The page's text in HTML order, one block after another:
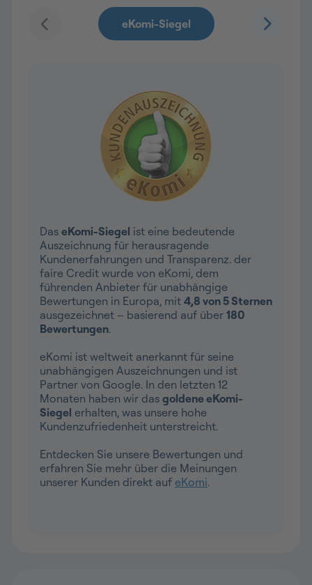
Das eKomi-Siegel ist eine bedeutende
Auszeichnung für herausragende
Kundenerfahrungen und Transparenz. der
faire Credit wurde von eKomi, dem
führenden Anbieter für unabhängige
Bewertungen in Europa, mit 4,8 von 5 Sternen
ausgezeichnet – basierend auf über 180
Bewertungen.
eKomi ist weltweit anerkannt für seine
unabhängigen Auszeichnungen und ist
Partner von Google. In den letzten 12
Monaten haben wir das goldene eKomi-
Siegel erhalten, was unsere hohe
Kundenzufriedenheit unterstreicht.
Entdecken Sie unsere Bewertungen und
erfahren Sie mehr über die Meinungen
unserer Kunden direkt auf eKomi.